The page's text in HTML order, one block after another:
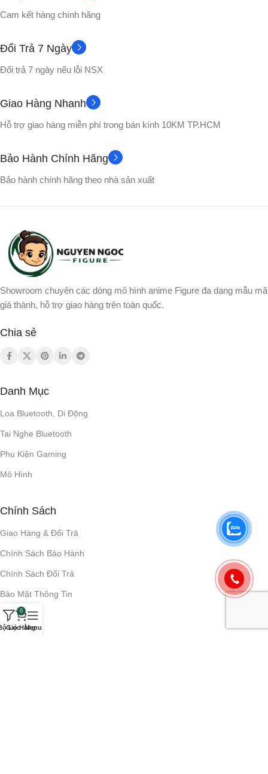
Cam kết hàng chính hãng
Đổi Trả 7 Ngày
Đổi trả 7 ngày nếu lỗi NSX
Giao Hàng Nhanh
Hỗ trợ giao hàng miễn phí trong bán kính 10KM TP.HCM
Bảo Hành Chính Hãng
Bảo hành chính hãng theo nhà sản xuất
Showroom chuyên các dòng mô hình anime Figure đa dạng mẫu mã
giá thành, hỗ trợ giao hàng trên toàn quốc.
Chia sẻ
Danh Mục
Loa Bluetooth, Di Động
Tai Nghe Bluetooth
Phụ Kiện Gaming
Mô Hình
Chính Sách
Giao Hàng & Đổi Trả
Chính Sách Bảo Hành
Chính Sách Đổi Trả
Bảo Mật Thông Tin
Mô Hình
Lọc
0
Giỏ Hàng
Menu